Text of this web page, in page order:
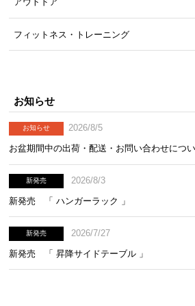
フィットネス・トレーニング
お知らせ
お知らせ
2026/8/5
お盆期間中の出荷・配送・お問い合わせにつ
新発売
2026/8/3
新発売 「 ハンガーラック 」
新発売
2026/7/27
新発売 「 昇降サイドテーブル 」